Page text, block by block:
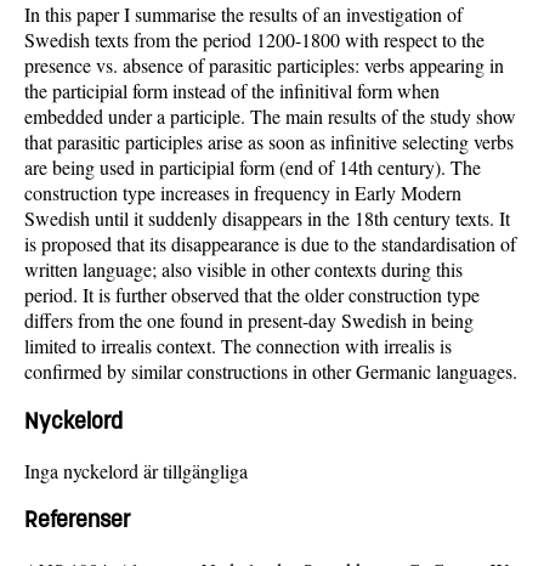
In this paper I summarise the results of an investigation of
Swedish texts from the period 1200-1800 with respect to the
presence vs. absence of parasitic participles: verbs appearing in
the participial form instead of the infinitival form when
embedded under a participle. The main results of the study show
that parasitic participles arise as soon as infinitive selecting verbs
are being used in participial form (end of 14th century). The
construction type increases in frequency in Early Modern
Swedish until it suddenly disappears in the 18th century texts. It
is proposed that its disappearance is due to the standardisation of
written language; also visible in other contexts during this
period. It is further observed that the older construction type
differs from the one found in present-day Swedish in being
limited to irrealis context. The connection with irrealis is
confirmed by similar constructions in other Germanic languages.
Nyckelord
Inga nyckelord är tillgängliga
Referenser